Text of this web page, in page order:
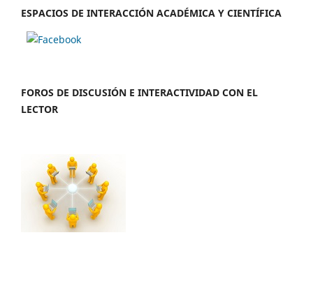
ESPACIOS DE INTERACCIÓN ACADÉMICA Y CIENTÍFICA
FOROS DE DISCUSIÓN E INTERACTIVIDAD CON EL
LECTOR